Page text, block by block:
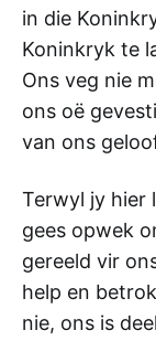
in die
Koninkryk te
Ons veg nie
ons oë
van ons
Terwyl jy hier
gees opwek
gereeld vir
help en
nie, ons is